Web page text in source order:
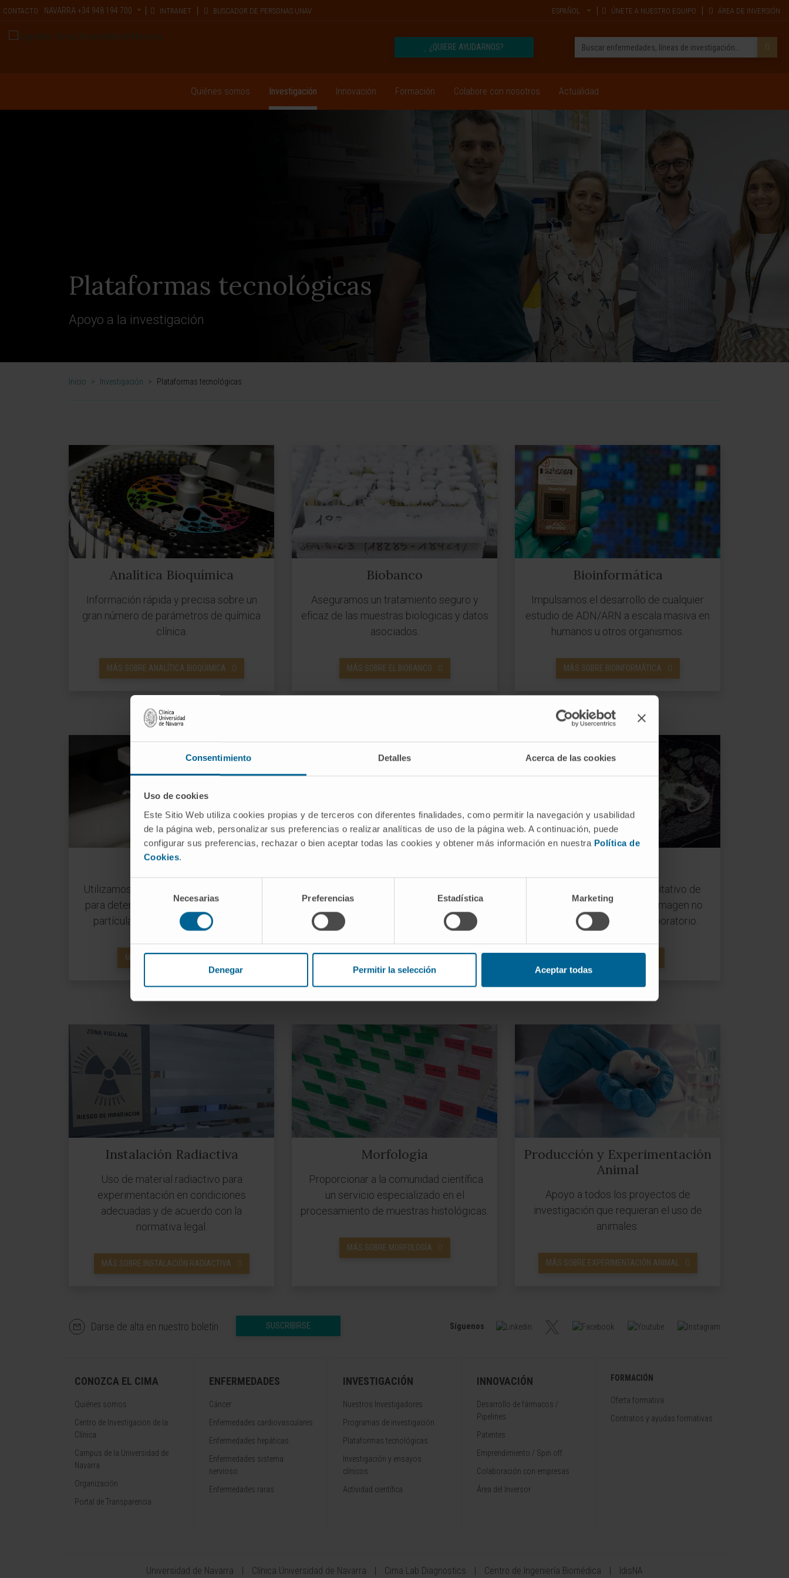
Consentimiento Detalles Acerca de las cookies
Uso de cookies
Este Sitio Web utiliza cookies propias y de terceros con diferentes finalidades, como permitir la navegación y usabilidad
de la página web, personalizar sus preferencias o realizar analíticas de uso de la página web. A continuación, puede
configurar sus preferencias, rechazar o bien aceptar todas las cookies y obtener más información en nuestra Política de
Cookies.
consentimiento
Necesarias Preferencias Estadística Marketing
Denegar Permitir la selección Aceptar todas
CONTACTO NAVARRA +34 948 194 700 INTRANET BUSCADOR DE PERSONAS UNAV ESPAÑOL ÚNETE A NUESTRO EQUIPO ÁREA DE INVERSIÓN
¿QUIERE AYUDARNOS?
Quiénes somos Investigación Innovación Formación Colabore con nosotros Actualidad
Plataformas tecnológicas
Apoyo a la investigación
Inicio > Investigación > Plataformas tecnológicas
Analítica Bioquímica
Información rápida y precisa sobre un
gran número de parámetros de química
clínica.
MÁS SOBRE ANALÍTICA BIOQÚIMICA
Biobanco
Aseguramos un tratamiento seguro y
eficaz de las muestras biologicas y datos
asociados.
MÁS SOBRE EL BIOBANCO
Bioinformática
Impulsamos el desarrollo de cualquier
estudio de ADN/ARN a escala masiva en
humanos u otros organismos.
MÁS SOBRE BIOINFORMÁTICA
Citometría
Utilizamos técnicas inmunofenotípicas
para determinar las características de
partículas o células en suspensión.
MÁS SOBRE CITOMETRÍA
genoma de última generación de manera
MÁS SOBRE GENÓMICA
Adquisición y análisis cuantitativo de
imagen microscópica y de imagen no
invasiva en animales de laboratorio.
MÁS SOBRE IMAGEN
Instalación Radiactiva
Uso de material radiactivo para
experimentación en condiciones
adecuadas y de acuerdo con la
normativa legal.
MÁS SOBRE INSTALACIÓN RADIACTIVA
Morfología
Proporcionar a la comunidad científica
un servicio especializado en el
procesamiento de muestras histológicas.
MÁS SOBRE MORFOLOGÍA
Producción y Experimentación
Animal
Apoyo a todos los proyectos de
investigación que requieran el uso de
animales.
MÁS SOBRE EXPERIMENTACIÓN ANIMAL
Darse de alta en nuestro boletín SUSCRIBIRSE Síguenos
CONOZCA EL CIMA
Quiénes somos
Centro de Investigacion de la
Clínica
Campus de la Universidad de
Navarra
Organización
Portal de Transparencia
ENFERMEDADES
Cáncer
Enfermedades cardiovasculares
Enfermedades hepáticas
Enfermedades sistema
nervioso
Enfermedades raras
INVESTIGACIÓN
Nuestros Investigadores
Programas de investigación
Plataformas tecnológicas
Investigación y ensayos
clínicos
Actividad científica
INNOVACIÓN
Desarrollo de fármacos /
Pipelines
Patentes
Emprendimiento / Spin off
Colaboración con empresas
Área del Inversor
FORMACIÓN
Oferta formativa
Contratos y ayudas formativas
Universidad de Navarra Clínica Universidad de Navarra Cima Lab Diagnostics Centro de Ingeniería Biomédica IdisNA